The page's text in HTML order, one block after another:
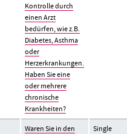
Kontrolle durch
einen Arzt
bedürfen, wie z.B.
Diabetes, Asthma
oder
Herzerkrankungen.
Haben Sie eine
oder mehrere
chronische
Krankheiten?
Waren Sie in den
Single